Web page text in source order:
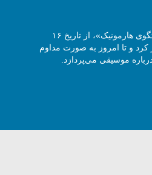
مجله آنلاین موسیقی «گفتگوی هارمونیک»، از تاریخ ۱۶
آغاز به کار کرد و تا امروز به صورت مداوم
موسیقی می‌پردازد.